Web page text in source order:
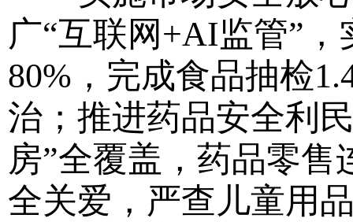
广“互联网+AI监管”
80%，完成食品抽检
治；推进药品安全利
房”全覆盖，药品零
全关爱，严查儿童用